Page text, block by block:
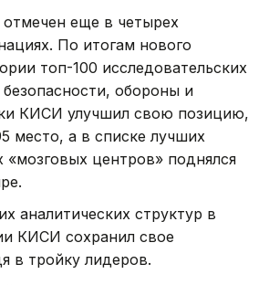
еще в четырех
По итогам нового
топ-100 исследовательских
обороны и
КИСИ улучшил свою позицию,
место, а в списке лучших
«мозговых центров» поднялся
аналитических структур в
КИСИ сохранил свое
в тройку лидеров.